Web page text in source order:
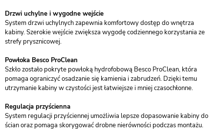
Drzwi uchylne i wygodne wejście
System drzwi uchylnych zapewnia komfortowy dostęp do wnętrza
kabiny. Szerokie wejście zwiększa wygodę codziennego korzystania ze
strefy prysznicowej.
Powłoka Besco ProClean
Szkło zostało pokryte powłoką hydrofobową Besco ProClean, która
pomaga ograniczyć osadzanie się kamienia i zabrudzeń. Dzięki temu
utrzymanie kabiny w czystości jest łatwiejsze i mniej czasochłonne.
Regulacja przyścienna
System regulacji przyściennej umożliwia lepsze dopasowanie kabiny do
ścian oraz pomaga skorygować drobne nierówności podczas montażu.